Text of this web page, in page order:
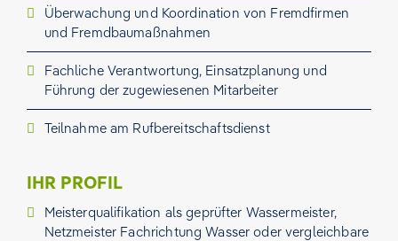
Überwachung und Koordination von Fremdfirmen
und Fremdbaumaßnahmen
Fachliche Verantwortung, Einsatzplanung und
Führung der zugewiesenen Mitarbeiter
Teilnahme am Rufbereitschaftsdienst
IHR PROFIL
Meisterqualifikation als geprüfter Wassermeister,
Netzmeister Fachrichtung Wasser oder vergleichbare